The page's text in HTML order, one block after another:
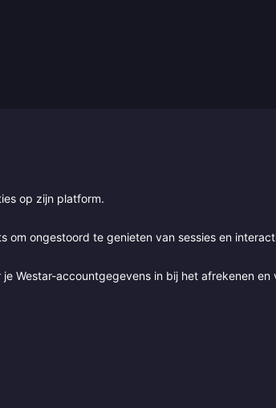
op zijn platform.
ongestoord te genieten van sessies en
Westar-accountgegevens in bij het afrekenen en